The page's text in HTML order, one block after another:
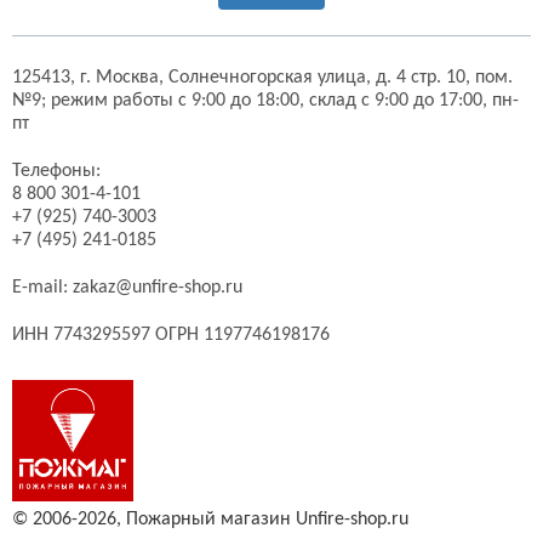
125413, г. Москва, Солнечногорская улица, д. 4 стр. 10, пом.
№9; режим работы с 9:00 до 18:00, склад с 9:00 до 17:00, пн-
пт
Телефоны:
8 800 301-4-101
+7 (925) 740-3003
+7 (495) 241-0185
E-mail: zakaz@unfire-shop.ru
ИНН 7743295597 ОГРН 1197746198176
© 2006-2026, Пожарный магазин Unfire-shop.ru